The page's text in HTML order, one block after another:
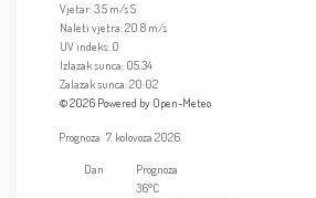
Vjetar: 3.5 m/s S
Naleti vjetra: 20.8 m/s
UV indeks: 0
Izlazak sunca: 05:34
Zalazak sunca: 20:02
© 2026 Powered by Open-Meteo
Prognoza 7. kolovoza 2026.
Dan
Prognoza
36°C